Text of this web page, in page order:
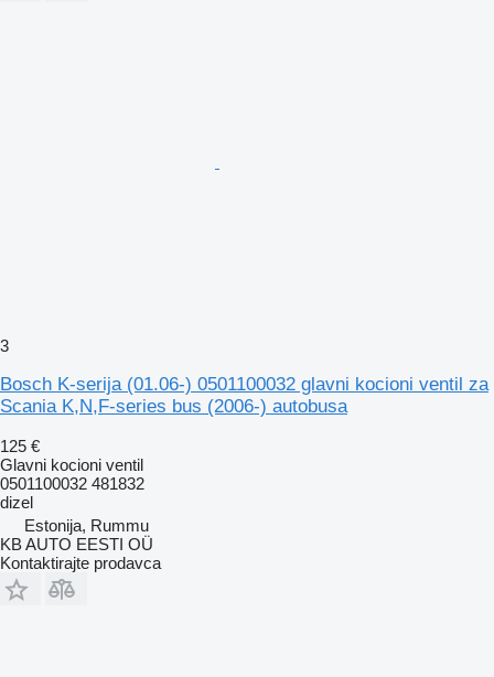
3
Bosch K-serija (01.06-) 0501100032 glavni kocioni ventil za
Scania K,N,F-series bus (2006-) autobusa
125 €
Glavni kocioni ventil
0501100032 481832
dizel
Estonija, Rummu
KB AUTO EESTI OÜ
Kontaktirajte prodavca